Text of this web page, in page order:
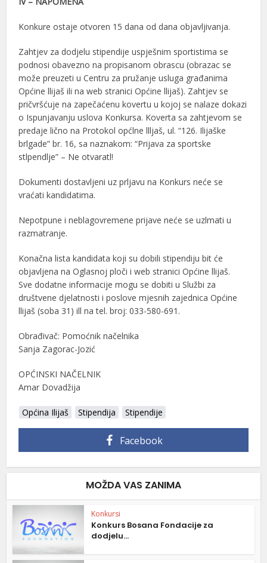
Konkure ostaje otvoren 15 dana od dana objavljivanja.
Zahtjev za dodjelu stipendije uspješnim sportistima se
podnosi obavezno na propisanom obrascu (obrazac se
može preuzeti u Centru za pružanje usluga građanima
Općine llijaš ili na web stranici Općine llijaš). Zahtjev se
pričvršćuje na zapečaćenu kovertu u kojoj se nalaze dokazi
o Ispunjavanju uslova Konkursa. Koverta sa zahtjevom se
predaje lično na Protokol općlne llljaš, ul. “126. Ilijaške
brlgade” br. 16, sa naznakom: “Prijava za sportske
stlpendlje” – Ne otvaratl!
Dokumenti dostavljeni uz prljavu na Konkurs neće se
vraćati kandidatima.
Nepotpune i neblagovremene prijave neće se uzlmati u
razmatranje.
Konačna lista kandidata koji su dobili stipendiju bit će
objavljena na Oglasnoj ploči i web stranici Općine llijaš.
Sve dodatne informacije mogu se dobiti u Službi za
društvene djelatnosti i poslove mjesnih zajednica Općine
llijaš (soba 31) ill na tel. broj: 033-580-691.
Obrađivač: Pomoćnik načelnika
Sanja Zagorac-Jozić
OPĆINSKI NAČELNIK
Amar Dovadžija
Općina Ilijaš Stipendija Stipendije
Facebook
MOŽDA VAS ZANIMA
Konkursi
Konkurs Bosana Fondacije za
dodjelu...